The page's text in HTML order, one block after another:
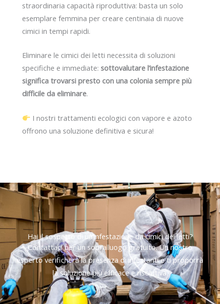
straordinaria capacità riproduttiva: basta un solo
esemplare femmina per creare centinaia di nuove
cimici in tempi rapidi.
Eliminare le cimici dei letti necessita di soluzioni
specifiche e immediate: sottovalutare l’infestazione
significa trovarsi presto con una colonia sempre più
difficile da eliminare.
I nostri trattamenti ecologici con vapore e azoto
offrono una soluzione definitiva e sicura!
Hai il sospetto di un’infestazione da cimici dei letti?
Contattaci per un sopralluogo gratuito. Un nostro
esperto verificherà la presenza di infestanti e ti proporrà
la soluzione più efficace e risolutiva.